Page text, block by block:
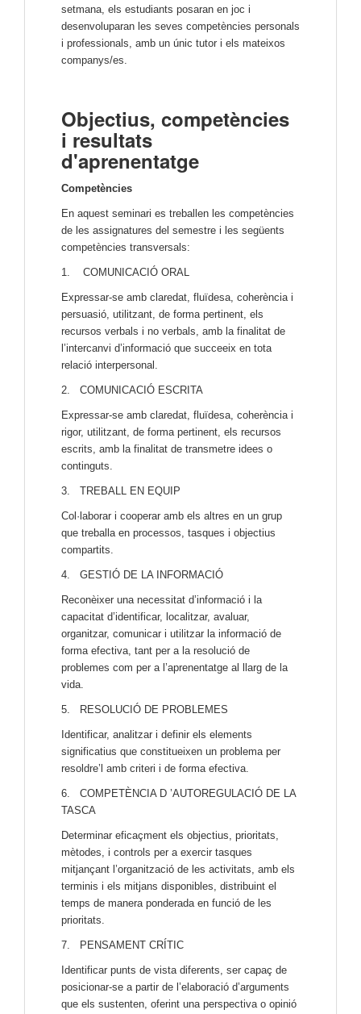
setmana, els estudiants posaran en joc i
desenvoluparan les seves competències personals
i professionals, amb un únic tutor i els mateixos
companys/es.
Objectius, competències
i resultats
d'aprenentatge
Competències
En aquest seminari es treballen les competències
de les assignatures del semestre i les següents
competències transversals:
1. COMUNICACIÓ ORAL
Expressar-se amb claredat, fluïdesa, coherència i
persuasió, utilitzant, de forma pertinent, els
recursos verbals i no verbals, amb la finalitat de
l’intercanvi d’informació que succeeix en tota
relació interpersonal.
2. COMUNICACIÓ ESCRITA
Expressar-se amb claredat, fluïdesa, coherència i
rigor, utilitzant, de forma pertinent, els recursos
escrits, amb la finalitat de transmetre idees o
continguts.
3. TREBALL EN EQUIP
Col·laborar i cooperar amb els altres en un grup
que treballa en processos, tasques i objectius
compartits.
4. GESTIÓ DE LA INFORMACIÓ
Reconèixer una necessitat d’informació i la
capacitat d’identificar, localitzar, avaluar,
organitzar, comunicar i utilitzar la informació de
forma efectiva, tant per a la resolució de
problemes com per a l’aprenentatge al llarg de la
vida.
5. RESOLUCIÓ DE PROBLEMES
Identificar, analitzar i definir els elements
significatius que constitueixen un problema per
resoldre’l amb criteri i de forma efectiva.
6. COMPETÈNCIA D ’AUTOREGULACIÓ DE LA
TASCA
Determinar eficaçment els objectius, prioritats,
mètodes, i controls per a exercir tasques
mitjançant l’organització de les activitats, amb els
terminis i els mitjans disponibles, distribuint el
temps de manera ponderada en funció de les
prioritats.
7. PENSAMENT CRÍTIC
Identificar punts de vista diferents, ser capaç de
posicionar-se a partir de l’elaboració d’arguments
que els sustenten, oferint una perspectiva o opinió